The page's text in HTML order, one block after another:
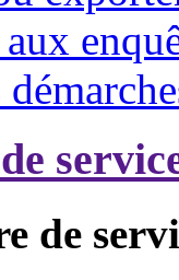
de